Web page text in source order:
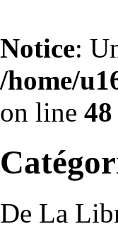
Notice:
/home/
on line 48
De La